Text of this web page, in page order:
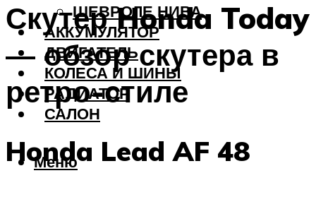
ШЕВРОЛЕ НИВА
АККУМУЛЯТОР
ДВИГАТЕЛЬ
КОЛЕСА И ШИНЫ
РАДИАТОР
САЛОН
Меню
Скутер Honda Today
— обзор скутера в
ретро-стиле
Honda Lead AF 48